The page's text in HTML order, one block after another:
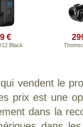
€
Black
vendent le
prix est une
dans la